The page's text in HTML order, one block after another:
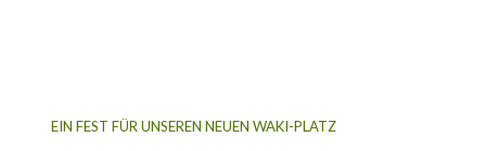
EIN FEST FÜR UNSEREN NEUEN WAKI-PLATZ